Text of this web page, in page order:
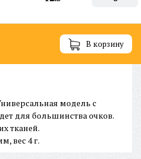
В корзину
модель с
для большинства очков.
тканей.
вес 4 г.